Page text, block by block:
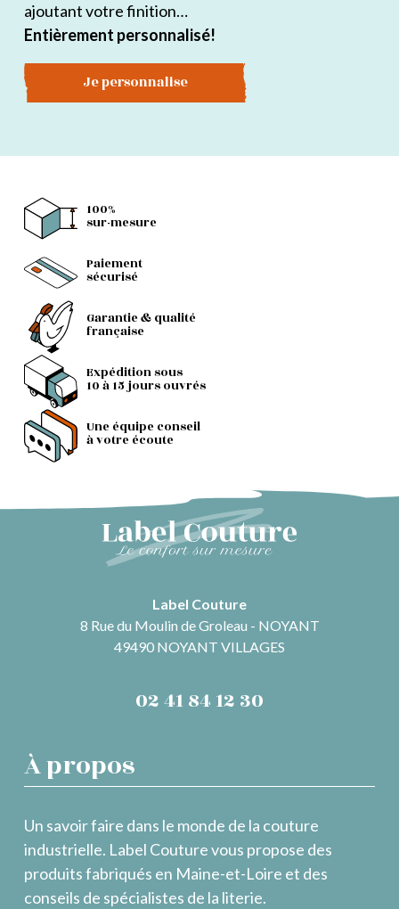
ajoutant votre finition…
Entièrement personnalisé!
Je personnalise
100%
sur-mesure
Paiement
sécurisé
Garantie & qualité
française
Expédition sous
10 à 15 jours ouvrés
Une équipe conseil
à votre écoute
Label Couture
8 Rue du Moulin de Groleau - NOYANT
49490 NOYANT VILLAGES
02 41 84 12 30
À propos
Un savoir faire dans le monde de la couture
industrielle. Label Couture vous propose des
produits fabriqués en Maine-et-Loire et des
conseils de spécialistes de la literie.